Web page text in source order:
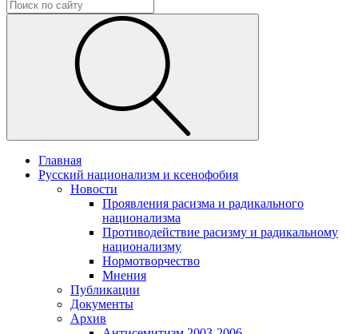
Главная
Русский национализм и ксенофобия
Новости
Проявления расизма и радикального
национализма
Противодействие расизму и радикальному
национализму
Нормотворчество
Мнения
Публикации
Документы
Архив